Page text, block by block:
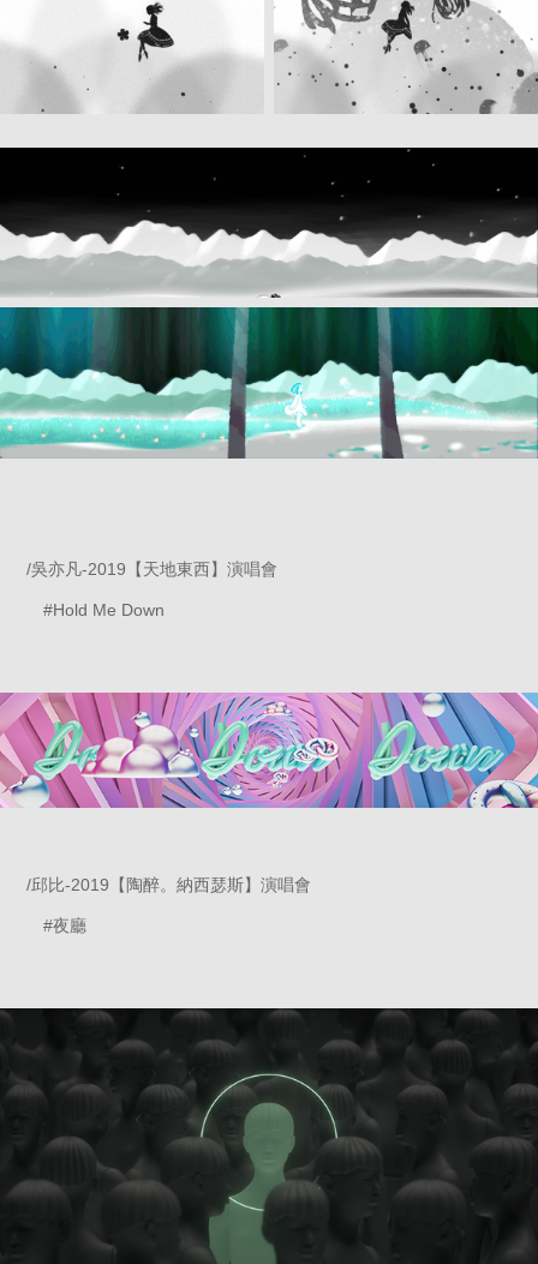
/吳亦凡-2019【天地東西】演唱會
#Hold Me Down
/邱比-2019【 陶醉。納西瑟斯】演唱會
#夜廳